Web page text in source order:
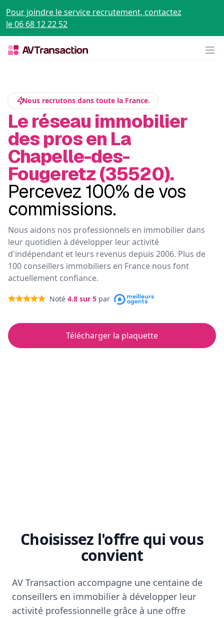
Pour joindre le service recrutement, contactez
le 06 68 12 22 52
Nous recrutons dans toute la France.
Le réseau immobilier
des pros en La
Chapelle-des-
Fougeretz (35520).
Percevez 100% de vos
commissions.
Nous aidons nos professionnels en immobilier dans
leur quotidien à développer leur activité
d'indépendant et leurs revenus depuis 2006. Plus de
100 conseillers immobiliers en France nous font
actuellement confiance.
Noté 4.8 sur 5 par
Télécharger la plaquette
Choisissez l'offre qui vous
convient
AV Transaction accompagne une centaine de
conseillers en immobilier à développer leur
activité professionnelle grâce à une offre